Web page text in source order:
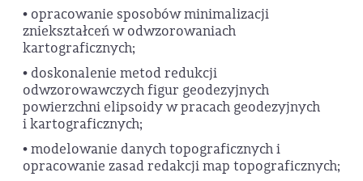
• opracowanie sposobów minimalizacji
zniekształceń w odwzorowaniach
kartograficznych;
• doskonalenie metod redukcji
odwzorowawczych figur geodezyjnych
powierzchni elipsoidy w pracach geodezyjnych
i kartograficznych;
• modelowanie danych topograficznych i
opracowanie zasad redakcji map topograficznych;